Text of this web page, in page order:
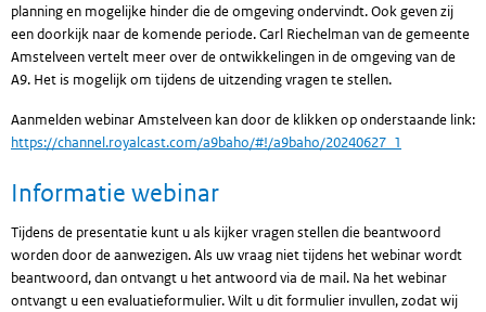
planning en mogelijke hinder die de omgeving ondervindt. Ook geven zij
een doorkijk naar de komende periode. Carl Riechelman van de gemeente
Amstelveen vertelt meer over de ontwikkelingen in de omgeving van de
A9. Het is mogelijk om tijdens de uitzending vragen te stellen.
Aanmelden webinar Amstelveen kan door de klikken op onderstaande link:
https://channel.royalcast.com/a9baho/#!/a9baho/20240627_1
Informatie webinar
Tijdens de presentatie kunt u als kijker vragen stellen die beantwoord
worden door de aanwezigen. Als uw vraag niet tijdens het webinar wordt
beantwoord, dan ontvangt u het antwoord via de mail. Na het webinar
ontvangt u een evaluatieformulier. Wilt u dit formulier invullen, zodat wij